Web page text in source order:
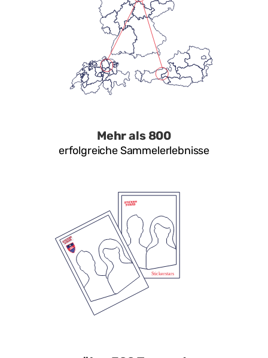
Mehr als 800
erfolgreiche Sammelerlebnisse